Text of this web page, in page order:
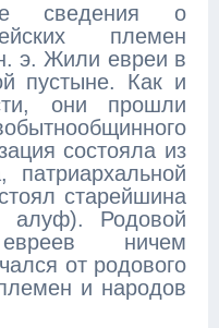
сведения о
племен
э. Жили евреи в
пустыне. Как и
они прошли
состояла из
патриархальной
старейшина
Родовой
ничем
от родового
и народов